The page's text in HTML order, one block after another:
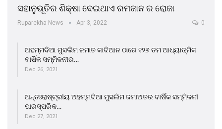
ସହାନୁଭୂତିର ଶିକ୍ଷା ଦେଇଥାଏ ରମଜାନ ର ରୋଜା
Ruparekha News Apr 3, 2022 0
ଅହମ୍ମଦିଆ ମୁସଲିମ ଜମାତ କାଦିଆନ ଠାରେ ୧୨୬ ତମ ଆଧ୍ୟାତ୍ମିକ
ବାର୍ଷିକ ସମ୍ମିଳନୀର…
Dec 26, 2021
ଅନ୍ତଃରାଷ୍ଟ୍ରୀୟ ଅହମ୍ମଦିଆ ମୁସଲିମ ଜମାଅତର ବାର୍ଷିକ ସମ୍ମିଳନୀ
ପାରସ୍ପରିକ…
Dec 27, 2021